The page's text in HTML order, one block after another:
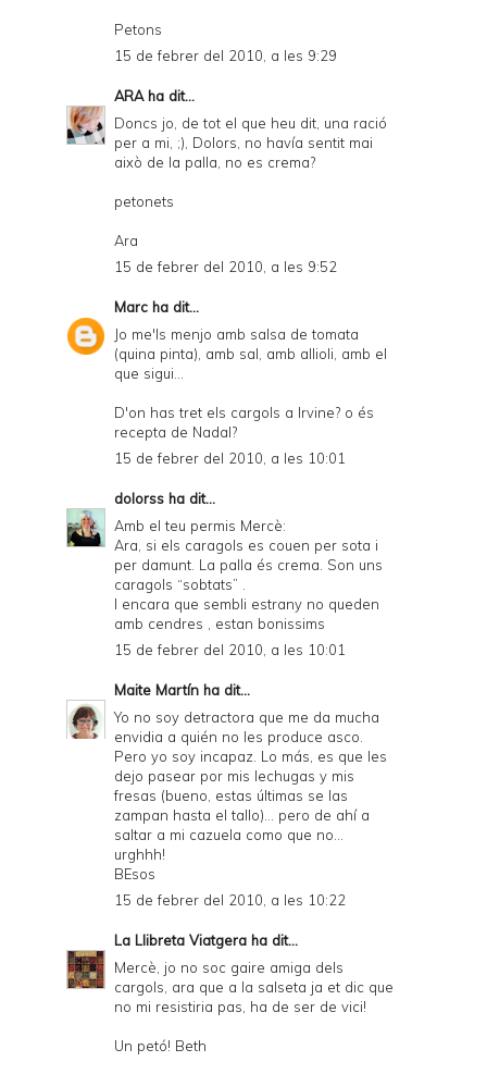
Petons
15 de febrer del 2010, a les 9:29
ARAha dit...
Doncs jo, de tot el que heu dit, una ració
per a mi, ;), Dolors, no havía sentit mai
això de la palla, no es crema?
petonets
Ara
15 de febrer del 2010, a les 9:52
Marc ha dit...
Jo me'ls menjo amb salsa de tomata
(quina pinta), amb sal, amb allioli, amb el
que sigui...
D'on has tret els cargols a Irvine? o és
recepta de Nadal?
15 de febrer del 2010, a les 10:01
dolorss ha dit...
Amb el teu permis Mercè:
Ara, si els caragols es couen per sota i
per damunt. La palla és crema. Son uns
caragols “sobtats” .
I encara que sembli estrany no queden
amb cendres , estan bonissims
15 de febrer del 2010, a les 10:01
Maite Martín ha dit...
Yo no soy detractora que me da mucha
envidia a quién no les produce asco.
Pero yo soy incapaz. Lo más, es que les
dejo pasear por mis lechugas y mis
fresas (bueno, estas últimas se las
zampan hasta el tallo)... pero de ahí a
saltar a mi cazuela como que no...
urghhh!
BEsos
15 de febrer del 2010, a les 10:22
La Llibreta Viatgera ha dit...
Mercè, jo no soc gaire amiga dels
cargols, ara que a la salseta ja et dic que
no mi resistiria pas, ha de ser de vici!
Un petó! Beth